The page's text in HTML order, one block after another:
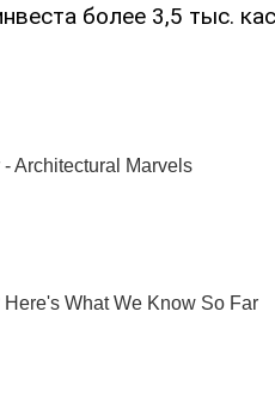
более 3,5 тыс.